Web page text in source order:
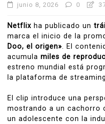
junio 8, 2026 0
Netflix ha publicado un
marca el inicio de la
Doo, el origen». El
acumula miles de
estreno mundial está
la plataforma de
El clip introduce una
mostrando a un cachorro
un adolescente con la